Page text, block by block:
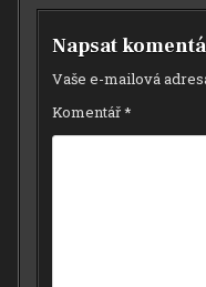
Napsat
Vaše e-mailová
Komentář*